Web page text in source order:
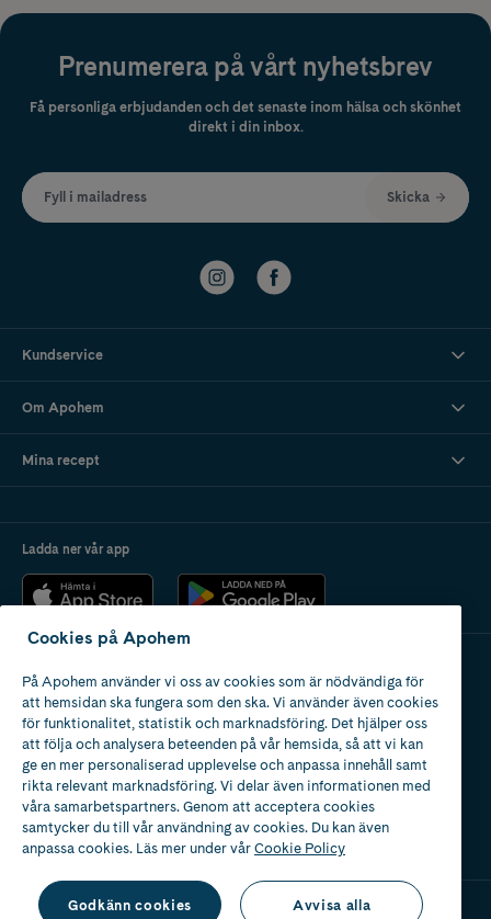
Prenumerera på vårt nyhetsbrev
Få personliga erbjudanden och det senaste inom hälsa och skönhet
direkt i din inbox.
Fyll i mailadress Skicka
Kundservice
Om Apohem
Mina recept
Ladda ner vår app
Apotek med tillstånd
av Läkemedelsverket
Cookies på Apohem
På Apohem använder vi oss av cookies som är nödvändiga för
att hemsidan ska fungera som den ska. Vi använder även cookies
för funktionalitet, statistik och marknadsföring. Det hjälper oss
att följa och analysera beteenden på vår hemsida, så att vi kan
ge en mer personaliserad upplevelse och anpassa innehåll samt
rikta relevant marknadsföring. Vi delar även informationen med
våra samarbetspartners. Genom att acceptera cookies
samtycker du till vår användning av cookies. Du kan även
anpassa cookies. Läs mer under vårCookie Policy
Godkänn cookies Avvisa alla